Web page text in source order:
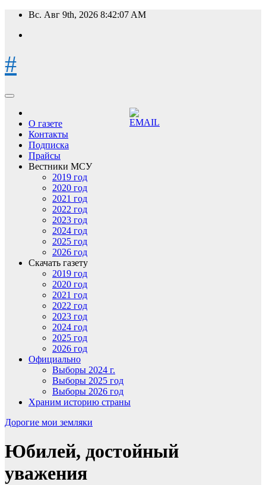
Перейти
содержимому
Вс. Авг 9th, 2026 8:42:08 AM
#
О газете
Контакты
Подписка
Прайсы
Вестники МСУ
2019 год
2020 год
2021 год
2022 год
2023 год
2024 год
2025 год
2026 год
Скачать газету
2019 год
2020 год
2021 год
2022 год
2023 год
2024 год
2025 год
2026 год
Официально
Выборы 2024 г.
Выборы 2025 год
Выборы 2026 год
Храним историю страны
Дорогие мои земляки
Юбилей, достойный
уважения